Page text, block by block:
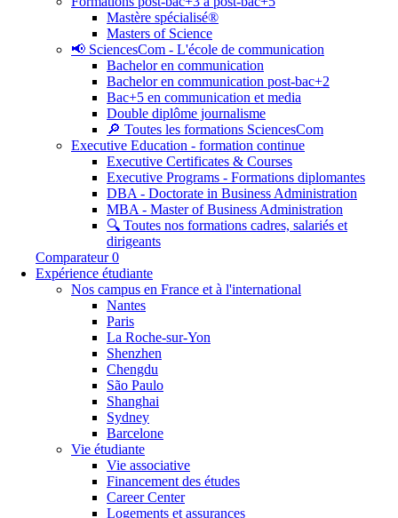
Mastère spécialisé®
Masters of Science
📢 SciencesCom - L'école de communication
Bachelor en communication
Bachelor en communication post-bac+2
Bac+5 en communication et media
Double diplôme journalisme
🔎 Toutes les formations SciencesCom
Executive Education - formation continue
Executive Certificates & Courses
Executive Programs - Formations diplomantes
DBA - Doctorate in Business Administration
MBA - Master of Business Administration
🔍 Toutes nos formations cadres, salariés et
dirigeants
Comparateur 0
Expérience étudiante
Nos campus en France et à l'international
Nantes
Paris
La Roche-sur-Yon
Shenzhen
Chengdu
São Paulo
Shanghai
Sydney
Barcelone
Vie étudiante
Vie associative
Financement des études
Career Center
Logements et assurances